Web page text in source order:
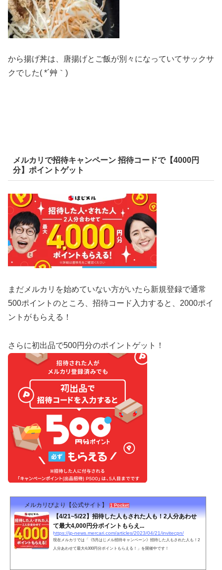
から揚げ丼は、唐揚げとご飯が別々になっていてサックサ
クでした( *´艸｀)
メルカリで招待キャンペーン 招待コードで【4000円
分】ポイントゲット
まだメルカリを始めていない方がいたら新規登録で通常
500ポイントのところ、招待コード入力すると、2000ポイ
ントがもらえる！
さらに初出品で500円分のポイントゲット！
メルカリびより【公式サイト】 1 Pocket
【4/21~5/22】招待した人もされた人も！2人分あわせ
て最大4,000円分ポイントもらえ...
https://jp-news.mercari.com/articles/2023/04/21/invitecpn/
現在メルカリでは「《5月はじメル招待キャンペーン》招待した人もされた人も！2
人分あわせて最大4,000円分ポイントもらえる！」を開催中です！